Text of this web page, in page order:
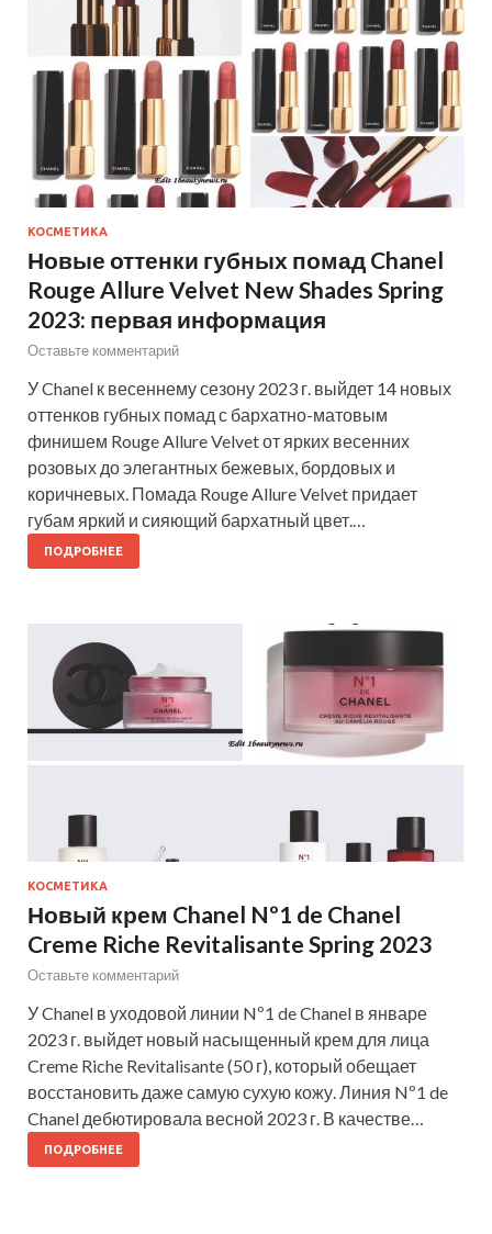
КОСМЕТИКА
Новые оттенки губных помад Chanel
Rouge Allure Velvet New Shades Spring
2023: первая информация
Оставьте комментарий
У Chanel к весеннему сезону 2023 г. выйдет 14 новых
оттенков губных помад с бархатно-матовым
финишем Rouge Allure Velvet от ярких весенних
розовых до элегантных бежевых, бордовых и
коричневых. Помада Rouge Allure Velvet придает
губам яркий и сияющий бархатный цвет.…
ПОДРОБНЕЕ
КОСМЕТИКА
Новый крем Chanel Nº1 de Chanel
Creme Riche Revitalisante Spring 2023
Оставьте комментарий
У Chanel в уходовой линии Nº1 de Chanel в январе
2023 г. выйдет новый насыщенный крем для лица
Creme Riche Revitalisante (50 г), который обещает
восстановить даже самую сухую кожу. Линия Nº1 de
Chanel дебютировала весной 2023 г. В качестве…
ПОДРОБНЕЕ